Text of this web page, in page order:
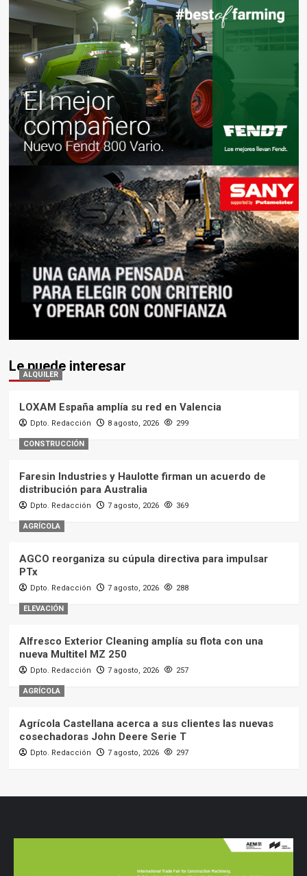
Le puede interesar
ALQUILER
LOXAM España amplía su red en Valencia
Dpto. Redacción 8 agosto, 2026 299
CONSTRUCCIÓN
Faresin Industries y Haulotte firman un acuerdo de
distribución para Australia
Dpto. Redacción 7 agosto, 2026 369
AGRÍCOLA
AGCO reorganiza su cúpula directiva para impulsar
PTx
Dpto. Redacción 7 agosto, 2026 288
ELEVACIÓN
Alfresco Exterior Cleaning amplía su flota con una
nueva Multitel MZ 250
Dpto. Redacción 7 agosto, 2026 257
AGRÍCOLA
Agrícola Castellana acerca a sus clientes las nuevas
cosechadoras John Deere Serie T
Dpto. Redacción 7 agosto, 2026 297